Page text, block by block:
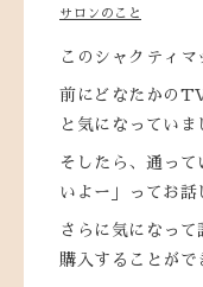
サロンのこと
このシャクティマ
前にどなたかの
と気になっていま
そしたら、通っ
いよー」ってお話
さらに気になっ
購入することがで